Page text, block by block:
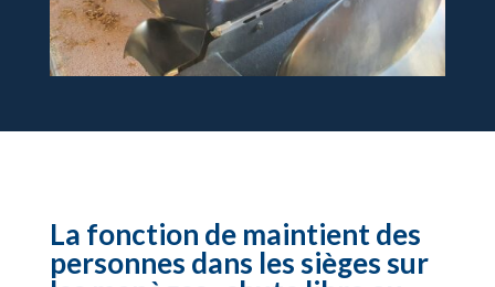
La fonction de maintient des
personnes dans les sièges sur